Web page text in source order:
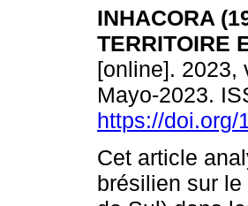
INHACORA
TERRITOIRE
[online]. 2023,
Mayo-2023.
https://doi.org/
Cet article
brésilien sur